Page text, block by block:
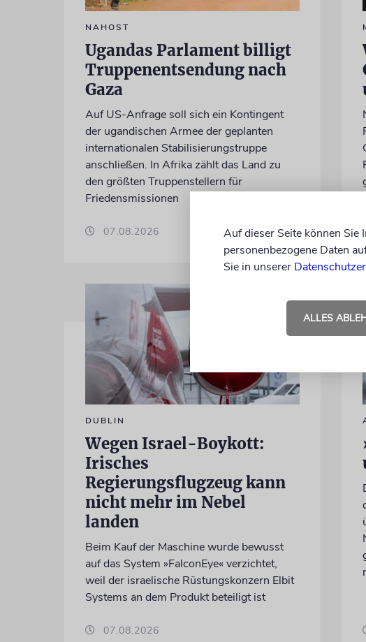
NAHOST
Ugandas Parlament billigt
Truppenentsendung nach
Gaza
Auf US-Anfrage soll sich ein Kontingent
der ugandischen Armee der geplanten
internationalen Stabilisierungstruppe
anschließen. In Afrika zählt das Land zu
den größten Truppenstellern für
Friedensmissionen
07.08.2026
DUBLIN
Wegen Israel-Boykott:
Irisches
Regierungsflugzeug kann
nicht mehr im Nebel
landen
Beim Kauf der Maschine wurde bewusst
auf das System »FalconEye« verzichtet,
weil der israelische Rüstungskonzern Elbit
Systems an dem Produkt beteiligt ist
07.08.2026
Auf dieser Seite können Sie
personenbezogene Daten
Sie in unserer
ALLES